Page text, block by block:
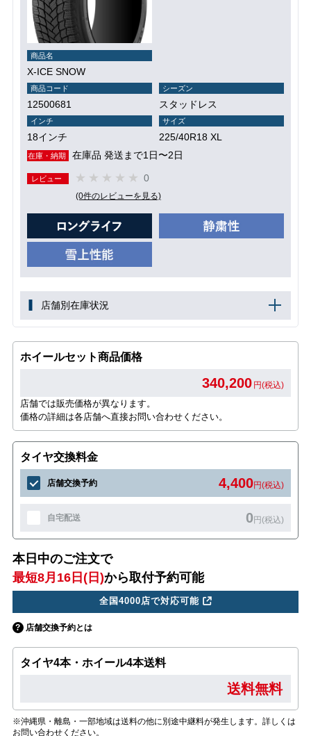
商品名
X-ICE SNOW
商品コード
12500681
シーズン
スタッドレス
インチ
18インチ
サイズ
225/40R18 XL
在庫・納期 在庫品 発送まで1日〜2日
レビュー 0
(0件のレビューを見る)
店舗別在庫状況
ホイールセット商品価格
340,200 円(税込)
店舗では販売価格が異なります。
価格の詳細は各店舗へ直接お問い合わせください。
タイヤ交換料金
店舗交換予約 4,400円(税込)
自宅配送 0円(税込)
本日中のご注文で
最短8月16日(日)から取付予約可能
全国4000店で対応可能
店舗交換予約とは
タイヤ4本・ホイール4本送料
送料無料
※沖縄県・離島・一部地域は送料の他に別途中継料が発生します。詳しくは
お問い合わせください。